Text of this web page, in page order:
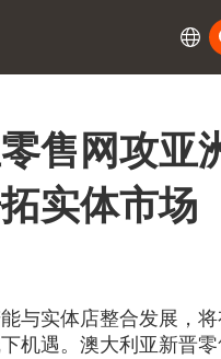
售网攻亚
实体市场
与实体店整合发展，
机遇。澳大利亚新晋